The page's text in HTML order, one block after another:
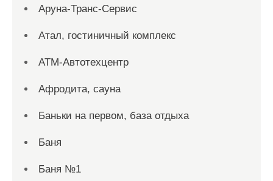
Аруна-Транс-Сервис
Атал, гостиничный комплекс
АТМ-Автотехцентр
Афродита, сауна
Баньки на первом, база отдыха
Баня
Баня №1